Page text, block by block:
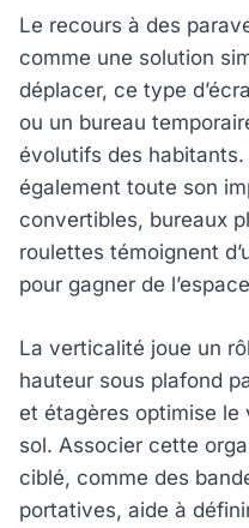
Le recours à des
comme une solution
déplacer, ce type
ou un bureau
évolutifs des
également toute son
convertibles, bureaux
roulettes témoignent
pour gagner de
La verticalité joue un
hauteur sous plafond
et étagères optimise le
sol. Associer cette
ciblé, comme des
portatives, aide à